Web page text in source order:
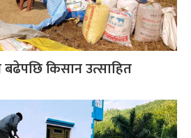
बढेपछि किसान उत्साहित